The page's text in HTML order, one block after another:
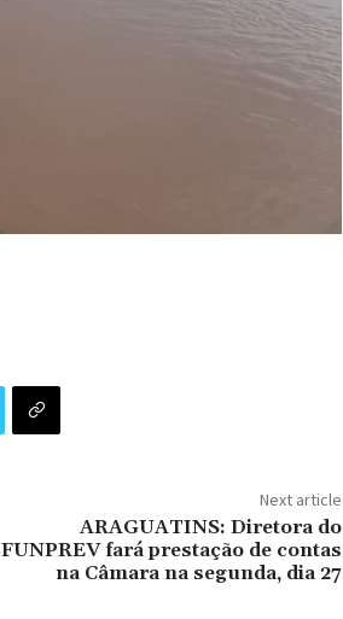
Next article
ARAGUATINS: Diretora do
FUNPREV fará prestação de contas
na Câmara na segunda, dia 27